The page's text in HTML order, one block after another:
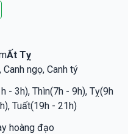
Ất Tỵ
ngọ, Canh tý
- 3h), Thìn(7h - 9h), Tỵ(9h
Tuất(19h - 21h)
hoàng đạo